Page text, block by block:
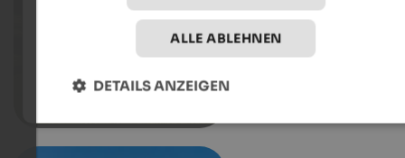
ALLE ABLEHNEN
DETAILS ANZEIGEN